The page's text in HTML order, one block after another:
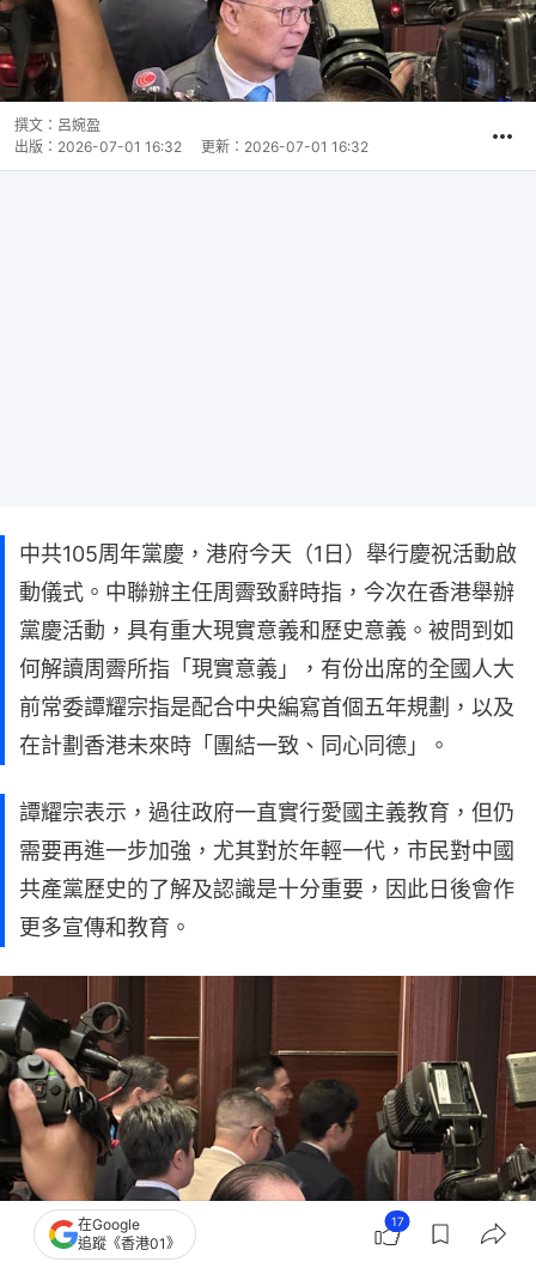
撰文： 呂婉盈
出版： 2026-07-01 16:32 更新： 2026-07-01 16:32
中共105周年黨慶，港府今天（1日）舉行慶祝活動啟
動儀式。中聯辦主任周霽致辭時指，今次在香港舉辦
黨慶活動，具有重大現實意義和歷史意義。被問到如
何解讀周霽所指「現實意義」，有份出席的全國人大
前常委譚耀宗指是配合中央編寫首個五年規劃，以及
在計劃香港未來時「團結一致、同心同德」。
譚耀宗表示，過往政府一直實行愛國主義教育，但仍
需要再進一步加強，尤其對於年輕一代，市民對中國
共產黨歷史的了解及認識是十分重要，因此日後會作
更多宣傳和教育。
在Google
追蹤《香港01》
17